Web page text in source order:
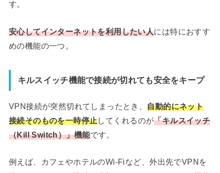
す。
安心してインターネットを利用したい人には特におすす
めの機能の一つ。
キルスイッチ機能で接続が切れても安全をキープ
VPN接続が突然切れてしまったとき、 自動的にネット
接続そのものを一時停止してくれるのが「キルスイッチ
（Kill Switch）」機能です。
例えば、カフェやホテルのWi-Fiなど、外出先でVPNを